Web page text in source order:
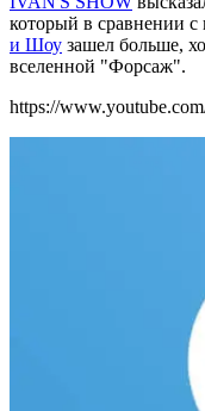
который в сравнении
и Шоу зашел больше,
вселенной "Форсаж".
https://